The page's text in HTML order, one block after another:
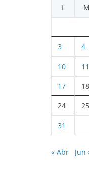
L
M
3 4
10 11
17 18
24 25
31
« Abr Jun